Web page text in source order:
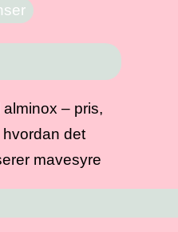
alminox – pris,
det
mavesyre